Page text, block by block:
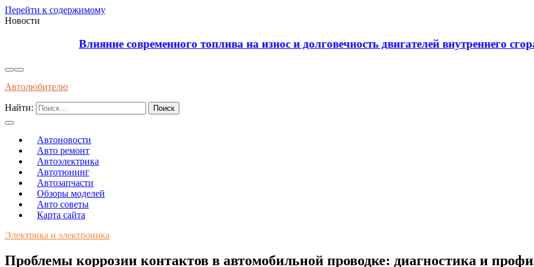
Перейти к содержимому
Новости
Влияние современного топлива на износ и долговечность двигателей внутреннего сгорания
Автолюбителю
Найти:
Автоновости
Авто ремонт
Автоэлектрика
Автотюнинг
Автозапчасти
Обзоры моделей
Авто советы
Карта сайта
Электрика и электроника
Проблемы коррозии контактов в автомобильной проводке: диагностика и